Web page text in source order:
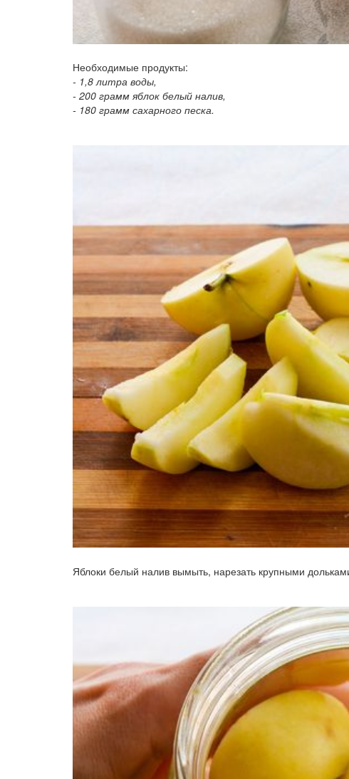
Необходимые продукты:
- 1,8 литра воды,
- 200 грамм яблок белый налив,
- 180 грамм сахарного песка.
Яблоки белый налив вымыть, нарезать крупными